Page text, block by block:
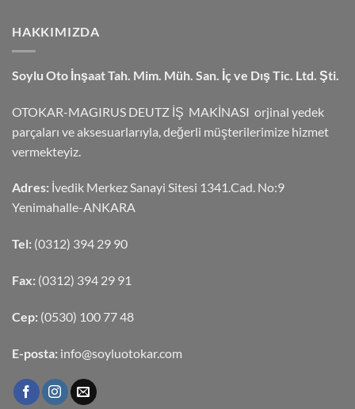
HAKKIMIZDA
Soylu Oto İnşaat Tah. Mim. Müh. San. İç ve Dış Tic. Ltd. Şti.
OTOKAR-MAGIRUS DEUTZ İŞ MAKİNASI orjinal yedek
parçaları ve aksesuarlarıyla, değerli müşterilerimize hizmet
vermekteyiz.
Adres: İvedik Merkez Sanayi Sitesi 1341.Cad. No:9
Yenimahalle-ANKARA
Tel: (0312) 394 29 90
Fax: (0312) 394 29 91
Cep: (0530) 100 77 48
E-posta: info@soyluotokar.com